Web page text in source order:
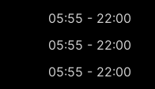
05:55 - 22:00
05:55 - 22:00
05:55 - 22:00